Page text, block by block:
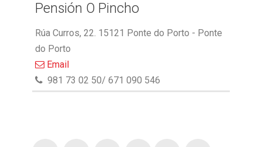
Pensión O Pincho
Rúa Curros, 22. 15121 Ponte do Porto - Ponte
do Porto
Email
981 73 02 50/ 671 090 546